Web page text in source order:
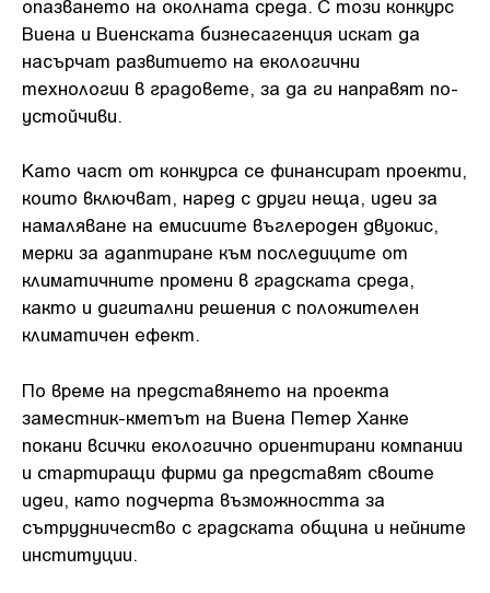
опазването на околната среда. С този конкурс
Виена и Виенската бизнесагенция искат да
насърчат развитието на екологични
технологии в градовете, за да ги направят по-
устойчиви.
Като част от конкурса се финансират проекти,
които включват, наред с други неща, идеи за
намаляване на емисиите въглероден двуокис,
мерки за адаптиране към последиците от
климатичните промени в градската среда,
както и дигитални решения с положителен
климатичен ефект.
По време на представянето на проекта
заместник-кметът на Виена Петер Ханке
покани всички екологично ориентирани компании
и стартиращи фирми да представят своите
идеи, като подчерта възможността за
сътрудничество с градската община и нейните
институции.